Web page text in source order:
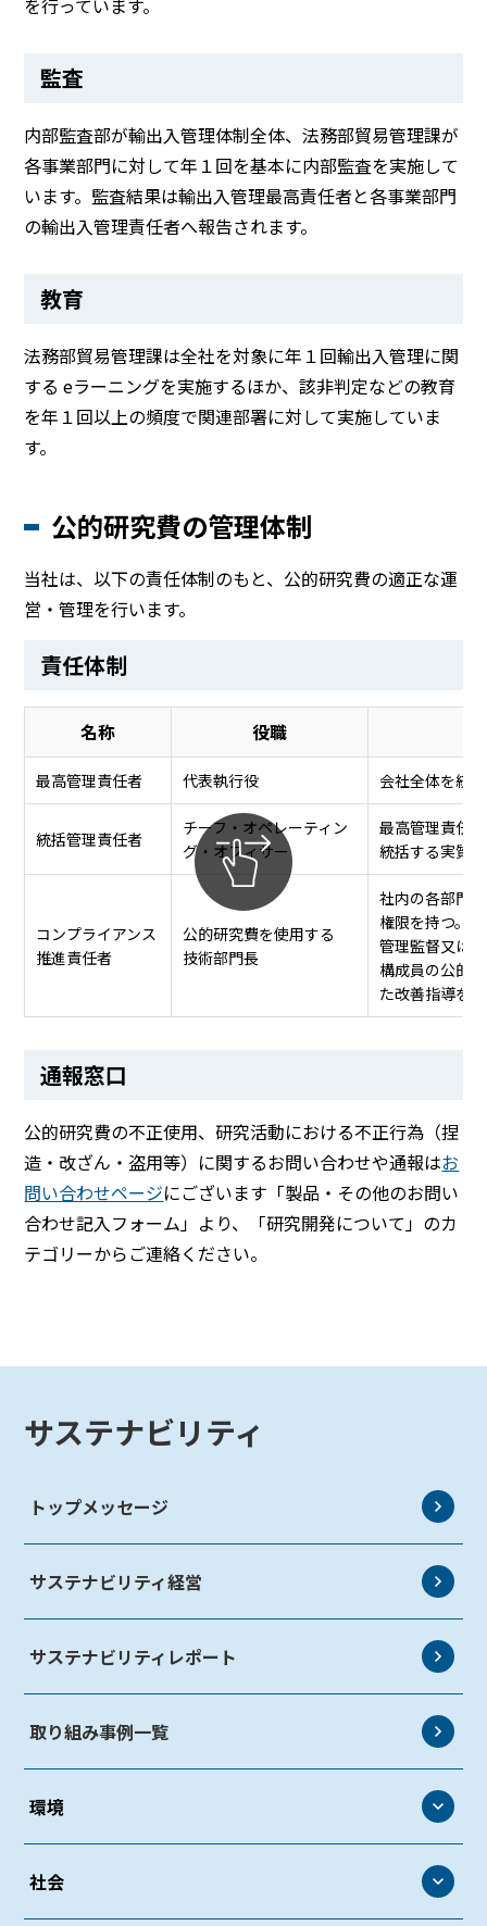
を行っています。
監査
内部監査部が輸出入管理体制全体、法務部貿易管理課が
各事業部門に対して年１回を基本に内部監査を実施して
います。監査結果は輸出入管理最高責任者と各事業部門
の輸出入管理責任者へ報告されます。
教育
法務部貿易管理課は全社を対象に年１回輸出入管理に関
する eラーニングを実施するほか、該非判定などの教育
を年１回以上の頻度で関連部署に対して実施していま
す。
公的研究費の管理体制
当社は、以下の責任体制のもと、公的研究費の適正な運
営・管理を行います。
責任体制
名称 役職
最高管理責任者 代表執行役 会社全体を統
統括管理責任者
チーフ・オペレーティン
グ・オフィサー
最高管理責任
統括する実質
コンプライアンス
推進責任者
公的研究費を使用する
技術部門長
社内の各部門
権限を持つ。
管理監督又は
構成員の公的
た改善指導を
通報窓口
公的研究費の不正使用、研究活動における不正行為（捏
造・改ざん・盗用等）に関するお問い合わせや通報はお
問い合わせページにございます「製品・その他のお問い
合わせ記入フォーム」より、「研究開発について」のカ
テゴリーからご連絡ください。
サステナビリティ
トップメッセージ
サステナビリティ経営
サステナビリティレポート
取り組み事例一覧
環境
環境
社会